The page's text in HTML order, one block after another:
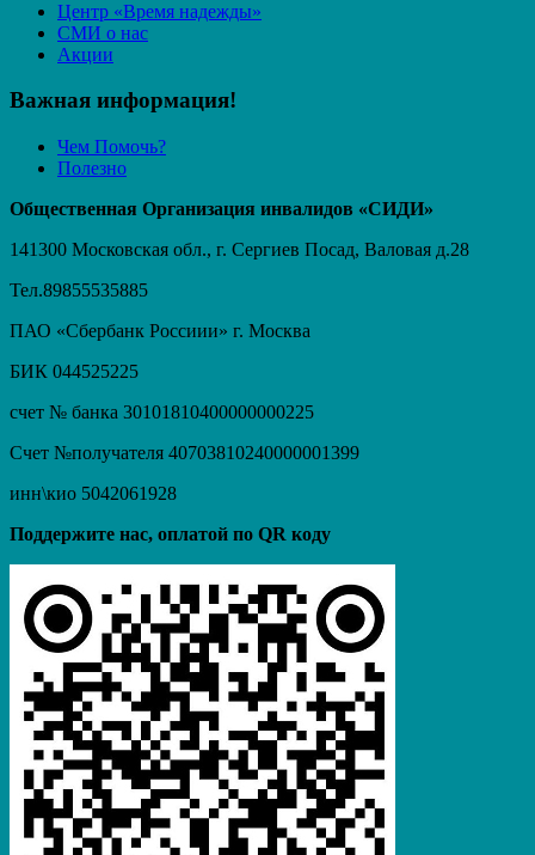
Центр «Время надежды»
СМИ о нас
Акции
Важная информация!
Чем Помочь?
Полезно
Общественная Организация инвалидов «СИДИ»
141300 Московская обл., г. Сергиев Посад, Валовая д.28
Тел.89855535885
ПАО «Сбербанк Россиии» г. Москва
БИК 044525225
счет № банка 30101810400000000225
Счет №получателя 40703810240000001399
инн\кио 5042061928
Поддержите нас, оплатой по QR коду